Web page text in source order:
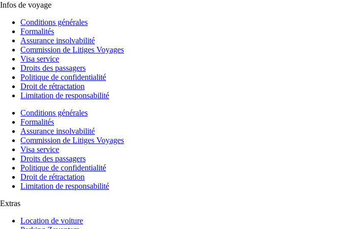
Infos de voyage
Conditions générales
Formalités
Assurance insolvabilité
Commission de Litiges Voyages
Visa service
Droits des passagers
Politique de confidentialité
Droit de rétractation
Limitation de responsabilité
Conditions générales
Formalités
Assurance insolvabilité
Commission de Litiges Voyages
Visa service
Droits des passagers
Politique de confidentialité
Droit de rétractation
Limitation de responsabilité
Extras
Location de voiture